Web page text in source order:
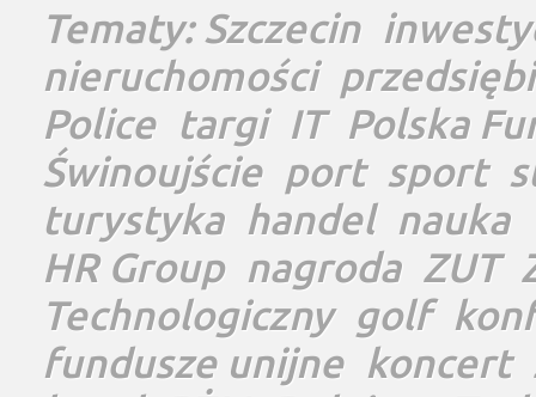
Tematy:Szczecin
nieruchomości
Police targi IT Polska
Świnoujście port sport
turystyka handel nauka
HR Group nagroda ZUT
Technologiczny golf
fundusze unijne koncert